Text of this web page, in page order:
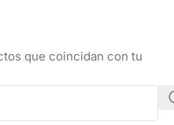
que coincidan con tu